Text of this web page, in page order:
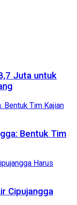
Juta untuk
Bentuk Tim
Cipujangga